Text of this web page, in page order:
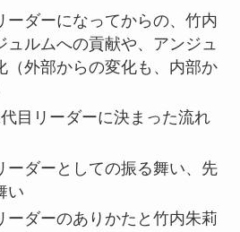
ーダーになってからの、竹内
ュルムへの貢献や、アンジュ
（外部からの変化も、内部か
目リーダーに決まった流れ
ーダーとしての振る舞い、先
い
ーダーのありかたと竹内朱莉